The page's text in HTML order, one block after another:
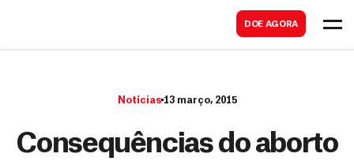
DOE AGORA
Notícias 13 março, 2015
Consequências do aborto
a
r